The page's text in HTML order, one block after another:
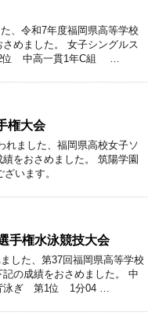
、令和7年度福岡県高等学校
めました。 女子シングルス
位 中高一貫1年C組 …
権大会
れました、福岡県高校女子ソ
をおさめました。 筑陽学園
います。
手権水泳競技大会
した、第37回福岡県高等学校
の成績をおさめました。 中
泳ぎ 第1位 1分04 …